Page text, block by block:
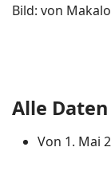
Bild: von
Alle Daten
Von 1. Mai